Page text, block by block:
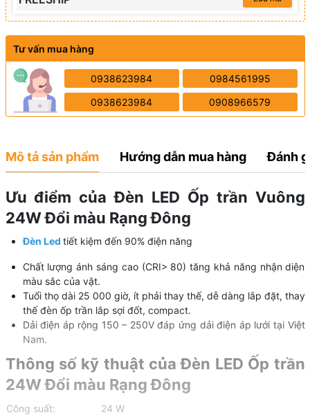
Tư vấn mua hàng
0938623984 0984561995
0938623984 0908966579
Mô tả sản phẩm Hướng dẫn mua hàng Đánh
Ưu điểm của Đèn LED Ốp trần Vuông
24W Đổi màu Rạng Đông
Đèn Led tiết kiệm đến 90% điện năng
Chất lượng ánh sáng cao (CRI> 80) tăng khả năng nhận diện
màu sắc của vật.
Tuổi thọ dài 25 000 giờ, ít phải thay thế, dễ dàng lắp đặt, thay
thế đèn ốp trần lắp sợi đốt, compact.
Dải điện áp rộng 150 – 250V đáp ứng dải điện áp lưới tại Việt
Nam.
Thông số kỹ thuật của Đèn LED Ốp trần
24W Đổi màu Rạng Đông
Công suất:
24 W